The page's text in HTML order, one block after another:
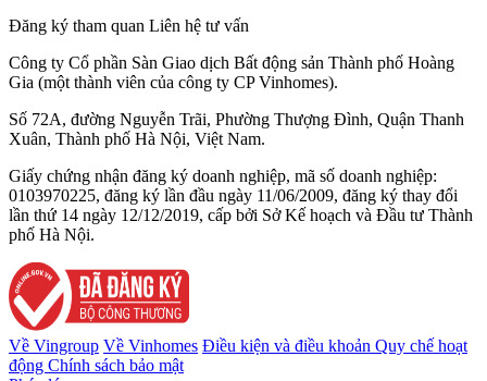
Đăng ký tham quan Liên hệ tư vấn
Công ty Cổ phần Sàn Giao dịch Bất động sản Thành phố Hoàng
Gia (một thành viên của công ty CP Vinhomes).
Số 72A, đường Nguyễn Trãi, Phường Thượng Đình, Quận Thanh
Xuân, Thành phố Hà Nội, Việt Nam.
Giấy chứng nhận đăng ký doanh nghiệp, mã số doanh nghiệp:
0103970225, đăng ký lần đầu ngày 11/06/2009, đăng ký thay đổi
lần thứ 14 ngày 12/12/2019, cấp bởi Sở Kế hoạch và Đầu tư Thành
phố Hà Nội.
Về Vingroup Về Vinhomes Điều kiện và điều khoản Quy chế hoạt
động Chính sách bảo mật